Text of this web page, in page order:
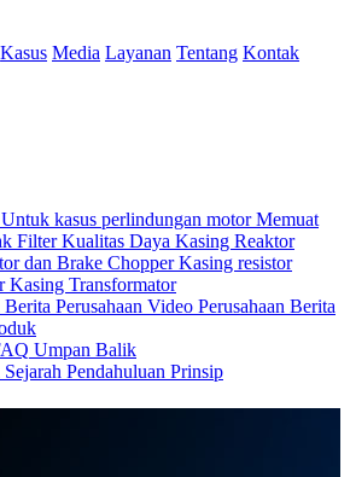
Kasus Media Layanan Tentang Kontak
Untuk kasus perlindungan motor Memuat
Filter Kualitas Daya Kasing Reaktor
dan Brake Chopper Kasing resistor
Kasing Transformator
Berita Perusahaan Video Perusahaan Berita
Umpan Balik
Sejarah Pendahuluan Prinsip